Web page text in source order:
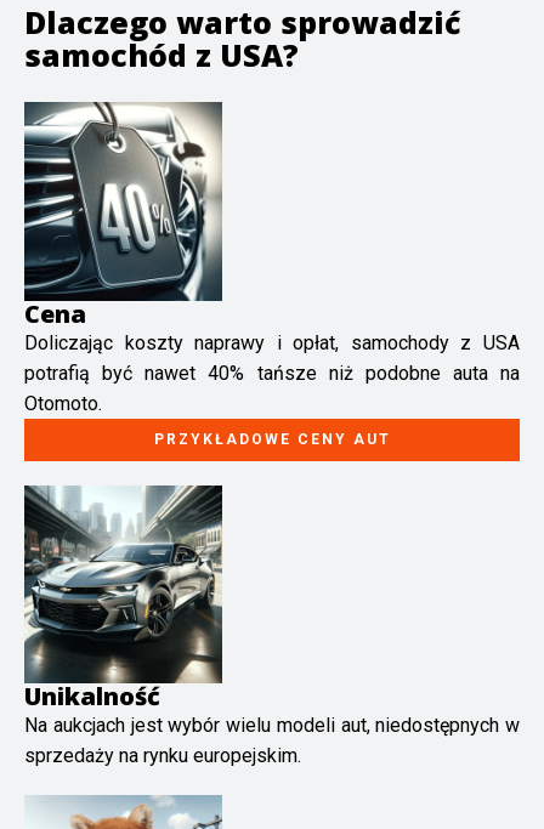
Dlaczego warto sprowadzić
samochód z USA?
Cena
Doliczając koszty naprawy i opłat, samochody z USA
potrafią być nawet 40% tańsze niż podobne auta na
Otomoto.
PRZYKŁADOWE CENY AUT
Unikalność
Na aukcjach jest wybór wielu modeli aut, niedostępnych w
sprzedaży na rynku europejskim.